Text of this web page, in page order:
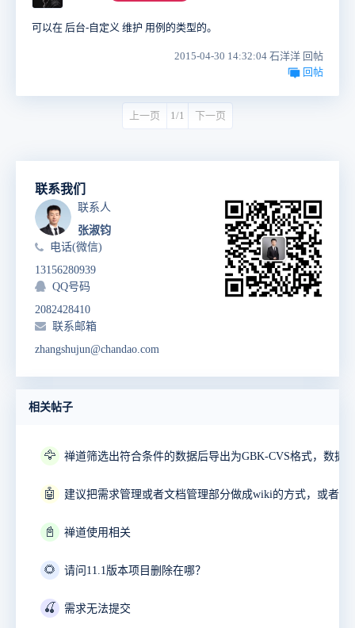
可以在 后台-自定义 维护 用例的类型的。
2015-04-30 14:32:04 石洋洋 回帖
回帖
上一页 1/1 下一页
联系我们
联系人
张淑钧
电话(微信)
13156280939
QQ号码
2082428410
联系邮箱
zhangshujun@chandao.com
相关帖子
🦅
🤖
📓 禅道使用相关
🌻 请问11.1版本项目删除在哪？
🍒 需求无法提交